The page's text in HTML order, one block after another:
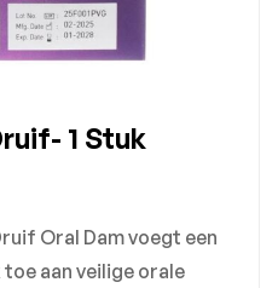
1 Stuk
Oral Dam voegt een
aan veilige orale